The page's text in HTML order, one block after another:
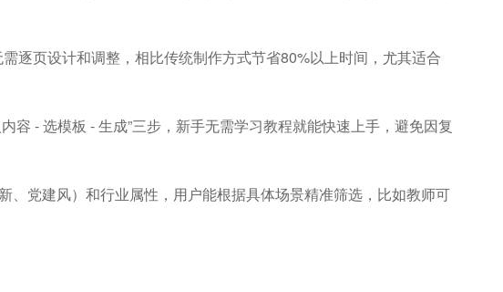
逐页设计和调整，相比传统制作方式节省80%以上时间，尤其适合
- 选模板 - 生成”三步，新手无需学习教程就能快速上手，避免因复
党建风）和行业属性，用户能根据具体场景精准筛选，比如教师可